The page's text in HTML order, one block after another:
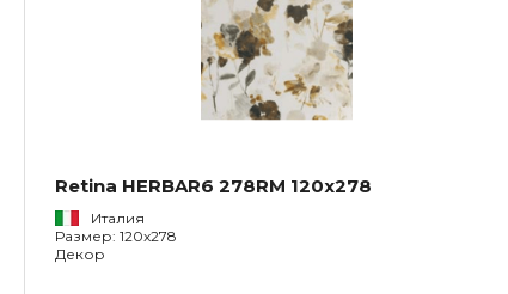
Retina HERBAR6 278RM 120x278
Италия
Размер: 120x278
Декор